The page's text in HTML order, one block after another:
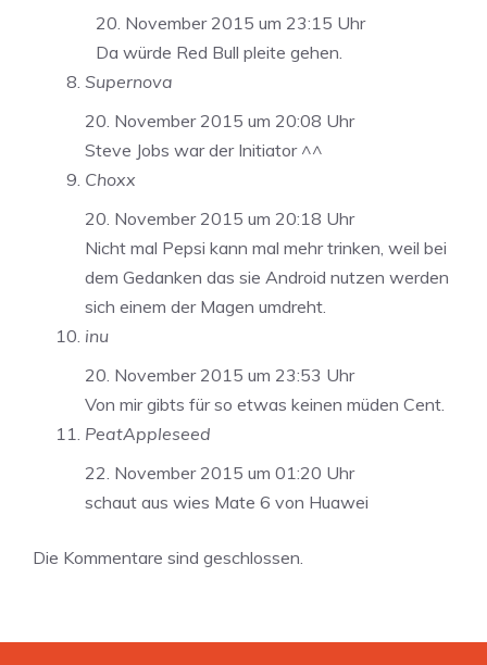
20. November 2015 um 23:15 Uhr
Da würde Red Bull pleite gehen.
Supernova
20. November 2015 um 20:08 Uhr
Steve Jobs war der Initiator ^^
Choxx
20. November 2015 um 20:18 Uhr
Nicht mal Pepsi kann mal mehr trinken, weil bei
dem Gedanken das sie Android nutzen werden
sich einem der Magen umdreht.
inu
20. November 2015 um 23:53 Uhr
Von mir gibts für so etwas keinen müden Cent.
PeatAppleseed
22. November 2015 um 01:20 Uhr
schaut aus wies Mate 6 von Huawei
Die Kommentare sind geschlossen.